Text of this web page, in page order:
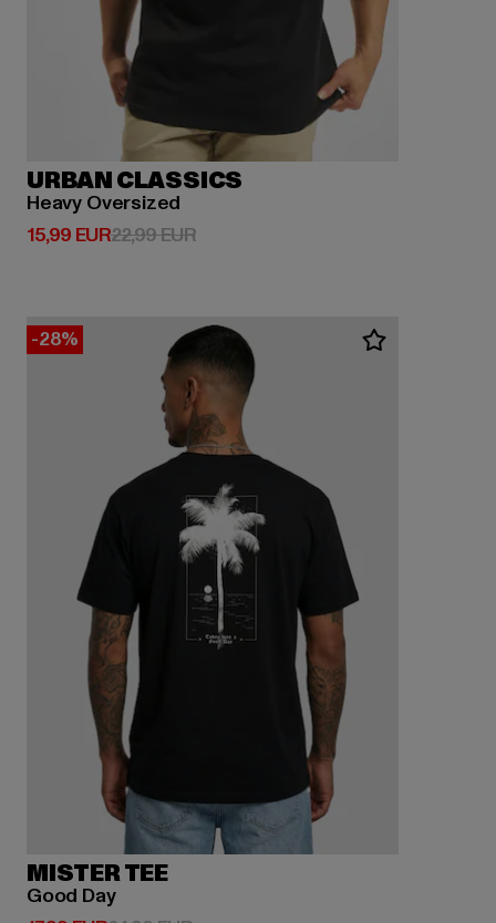
URBAN CLASSICS
Heavy Oversized
15,99 EUR
Derzeitiger Preis: 15,99 EUR
22,99 EURAktionspreis: 22,99 EUR
-28%
MISTER TEE
Good Day